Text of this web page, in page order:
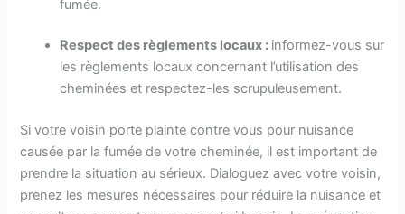
fumée.
Respect des règlements locaux : informez-vous sur
les règlements locaux concernant l’utilisation des
cheminées et respectez-les scrupuleusement.
Si votre voisin porte plainte contre vous pour nuisance
causée par la fumée de votre cheminée, il est important de
prendre la situation au sérieux. Dialoguez avec votre voisin,
prenez les mesures nécessaires pour réduire la nuisance et